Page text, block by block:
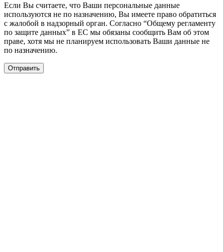
Если Вы считаете, что Ваши персональные данные
используются не по назначению, Вы имеете право обратиться
с жалобой в надзорный орган. Согласно “Общему регламенту
по защите данных” в ЕС мы обязаны сообщить Вам об этом
праве, хотя мы не планируем использовать Ваши данные не
по назначению.
Отправить